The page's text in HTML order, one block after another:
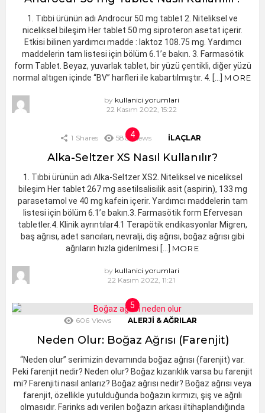
1. Tıbbi ürünün adı Androcur 50 mg tablet 2. Niteliksel ve
niceliksel bileşim Her tablet 50 mg siproteron asetat içerir.
Etkisi bilinen yardımcı madde : laktoz 108.75 mg. Yardımcı
maddelerin tam listesi için bölüm 6.1’e bakın. 3. Farmasötik
form Tablet. Beyaz, yuvarlak tablet, bir yüzü çentikli, diğer yüzü
normal altıgen içinde “BV” harfleri ile kabartılmıştır. 4. […] MORE
by kullanici yorumlari
22 Kasım 2022, 15:22
1 Shares 580 Views İLAÇLAR
Alka-Seltzer XS Nasıl Kullanılır?
1. Tıbbi ürünün adı Alka-Seltzer XS2. Niteliksel ve niceliksel
bileşim Her tablet 267 mg asetilsalisilik asit (aspirin), 133 mg
parasetamol ve 40 mg kafein içerir. Yardımcı maddelerin tam
listesi için bölüm 6.1’e bakın.3. Farmasötik form Efervesan
tabletler.4. Klinik ayrıntılar4.1 Terapötik endikasyonlar Migren,
baş ağrısı, adet sancıları, nevralji, diş ağrısı, boğaz ağrısı gibi
ağrıların hızla giderilmesi […] MORE
by kullanici yorumlari
22 Kasım 2022, 11:21
606 Views ALERJI & AĞRILAR
Neden Olur: Boğaz Ağrısı (Farenjit)
“Neden olur” serimizin devamında boğaz ağrısı (farenjit) var.
Peki farenjit nedir? Neden olur? Boğaz kızarıklık varsa bu farenjit
mi? Farenjiti nasıl anlarız? Boğaz ağrısı nedir? Boğaz ağrısı veya
farenjit, özellikle yutulduğunda boğazın kırmızı, şiş ve ağrılı
olmasıdır. Farinks adı verilen boğazın arkası iltihaplandığında